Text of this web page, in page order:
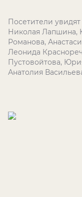
Посетители
Николая Лапшина,
Романова,
Леонида
Пустовойтова,
Анатолия